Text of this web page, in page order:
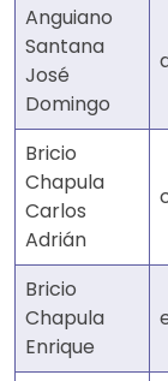
Anguiano
Santana
José
Domingo
Bricio
Chapula
Carlos
Adrián
Bricio
Chapula
Enrique